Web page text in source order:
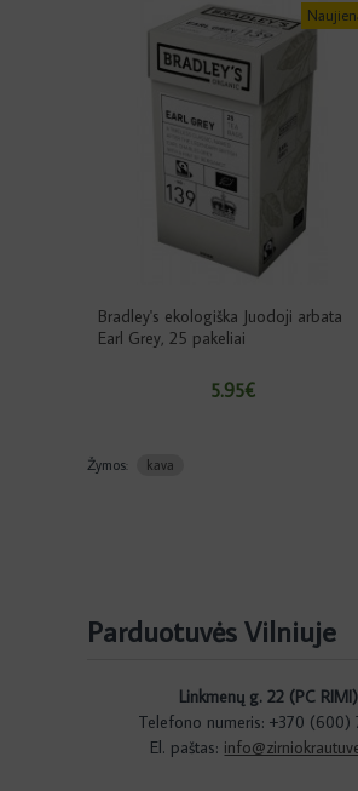
Bradley's ekologiška Juodoji arbata
Earl Grey, 25 pakeliai
5.95€
Žymos: kava
Parduotuvės Vilniuje
Linkmenų g. 22 (PC RIMI)
Telefono numeris: +370 (600)
El. paštas: